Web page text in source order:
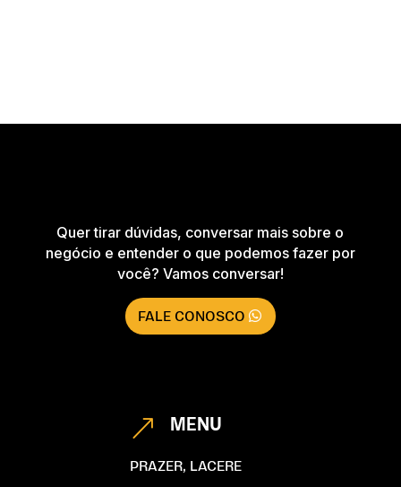
Quer tirar dúvidas, conversar mais sobre o
negócio e entender o que podemos fazer por
você? Vamos conversar!
FALE CONOSCO
& MENU
PRAZER, LACERE